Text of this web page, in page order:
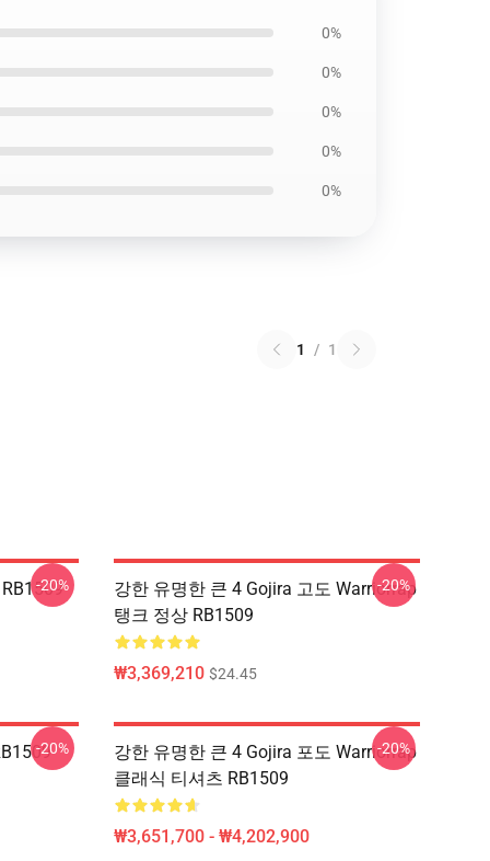
0%
0%
0%
0%
0%
1 / 1
-20%
강한 유명한 큰 4 Gojira 고도 Warriorrap
탱크 정상 RB1509
₩3,369,210 $24.45
-20%
-20%
강한 유명한 큰 4 Gojira 포도 Warriorrap
클래식 티셔츠 RB1509
₩3,651,700 - ₩4,202,900
-20%